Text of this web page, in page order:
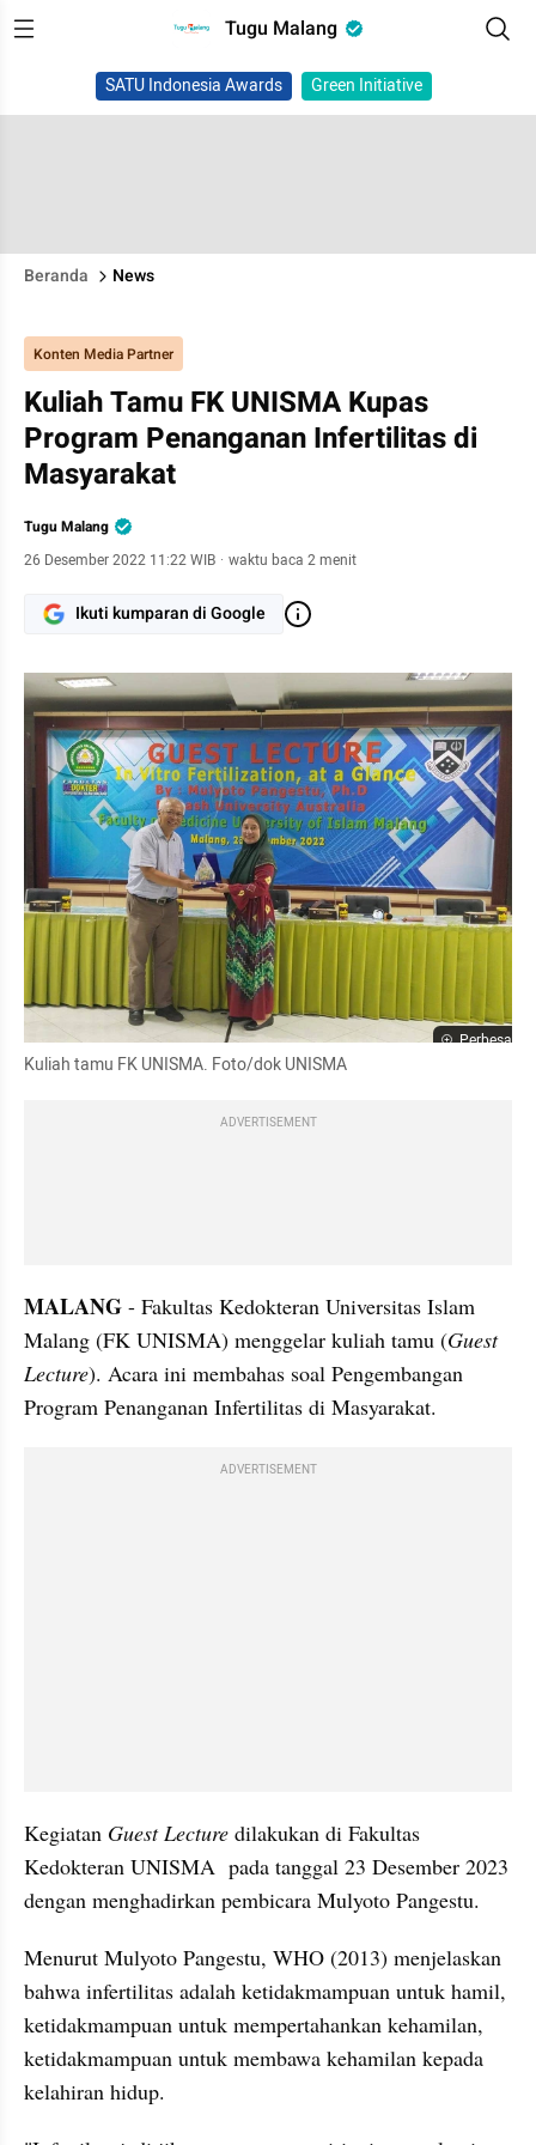
Tugu Malang
SATU Indonesia Awards Green Initiative
Beranda News
Konten Media Partner
Kuliah Tamu FK UNISMA Kupas
Program Penanganan Infertilitas di
Masyarakat
Tugu Malang
26 Desember 2022 11:22 WIB · waktu baca 2 menit
Ikuti kumparan di Google
Perbesar
Kuliah tamu FK UNISMA. Foto/dok UNISMA
ADVERTISEMENT
MALANG - Fakultas Kedokteran Universitas Islam
Malang (FK UNISMA) menggelar kuliah tamu (Guest
Lecture). Acara ini membahas soal Pengembangan
Program Penanganan Infertilitas di Masyarakat.
ADVERTISEMENT
Kegiatan Guest Lecture dilakukan di Fakultas
Kedokteran UNISMA  pada tanggal 23 Desember 2023
dengan menghadirkan pembicara Mulyoto Pangestu.
Menurut Mulyoto Pangestu, WHO (2013) menjelaskan
bahwa infertilitas adalah ketidakmampuan untuk hamil,
ketidakmampuan untuk mempertahankan kehamilan,
ketidakmampuan untuk membawa kehamilan kepada
kelahiran hidup.